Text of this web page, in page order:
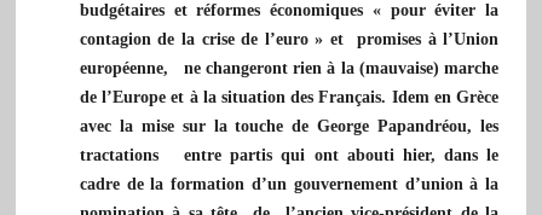
budgétaires et réformes économiques « pour éviter la
contagion de la crise de l’euro » et promises à l’Union
européenne, ne changeront rien à la (mauvaise) marche
de l’Europe et à la situation des Français. Idem en Grèce
avec la mise sur la touche de George Papandréou, les
tractations entre partis qui ont abouti hier, dans le
cadre de la formation d’un gouvernement d’unionà la